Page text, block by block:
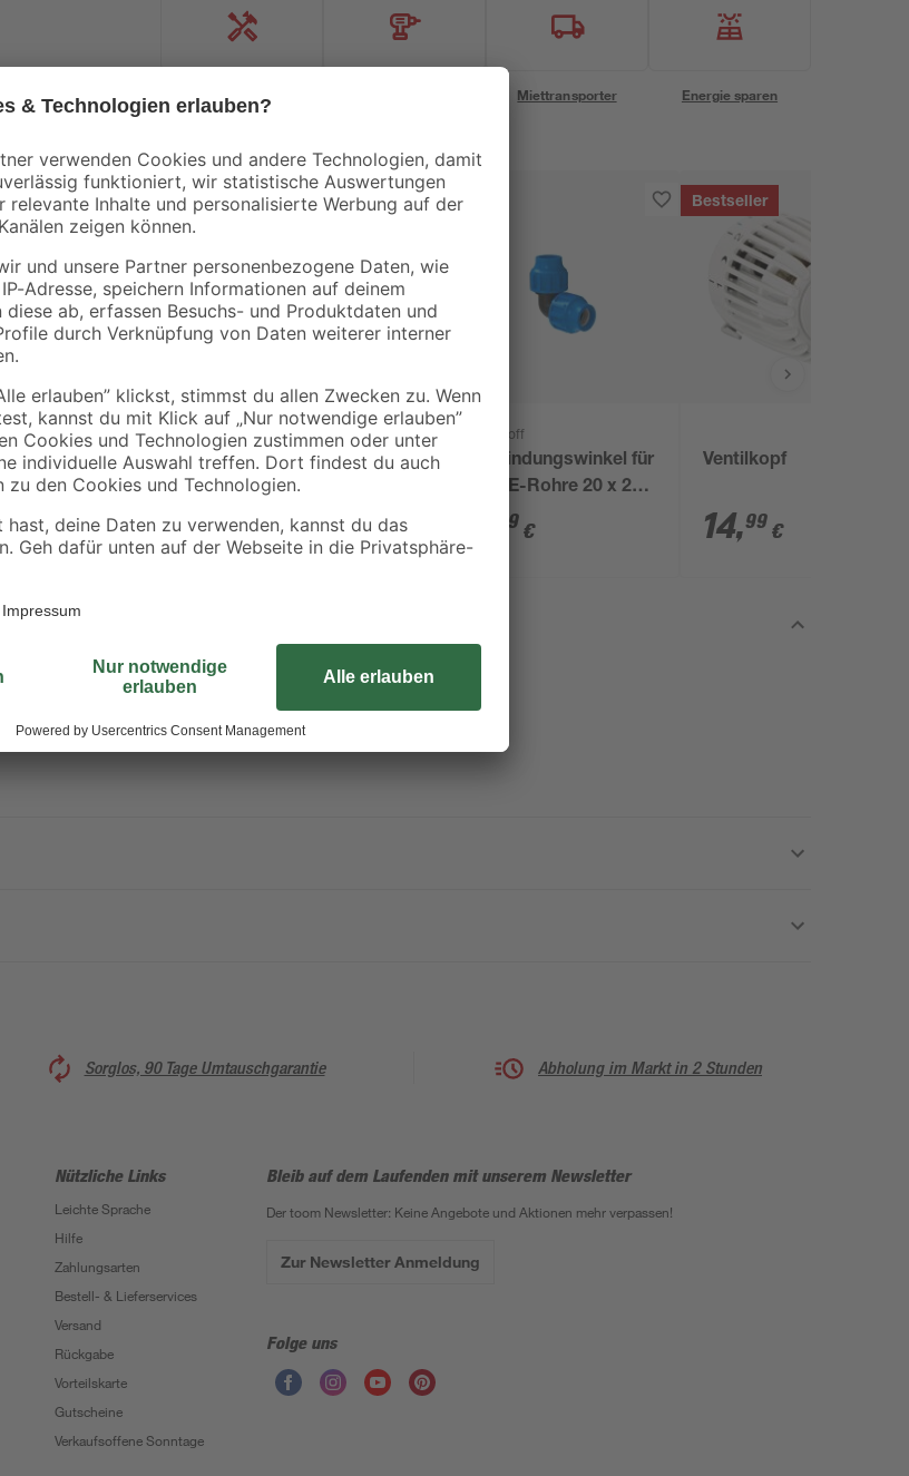
Handwerksservice Miettransporter Energie sparen
Röhrensiphon
verchromt 1 1/4" x 32
mm
8,99 €
Kirchhoff
Verbindungswinkel
90° Polypropylen 25 x
25 mm
6,99 €
Kirchhoff
Verbindungswinkel für
HDPE-Rohre 20 x 20
59 €
Bestseller
Ventilkopf
14,99 €
Sorglos, 90 Tage Umtauschgarantie Abholung im Markt in 2 Stunden
Nützliche Links
Leichte Sprache
Hilfe
Zahlungsarten
Bestell- & Lieferservices
Versand
Rückgabe
Vorteilskarte
Gutscheine
Verkaufsoffene Sonntage
Bleib auf dem Laufenden mit unserem Newsletter
Der toom Newsletter: Keine Angebote und Aktionen mehr verpassen!
Zur Newsletter Anmeldung
Folge uns